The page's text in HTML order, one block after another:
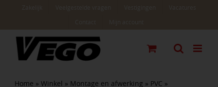
Home » Winkel » Montage en afwerking » PVC »